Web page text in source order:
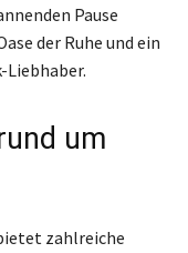
Pause
der Ruhe und ein
um
zahlreiche